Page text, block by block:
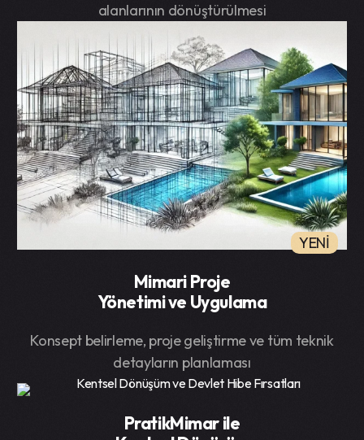
alanlarının dönüştürülmesi
Mimari Proje
Yönetimi ve Uygulama
Konsept belirleme, proje geliştirme ve tüm teknik
detayların planlaması
PratikMimar ile
YENİ